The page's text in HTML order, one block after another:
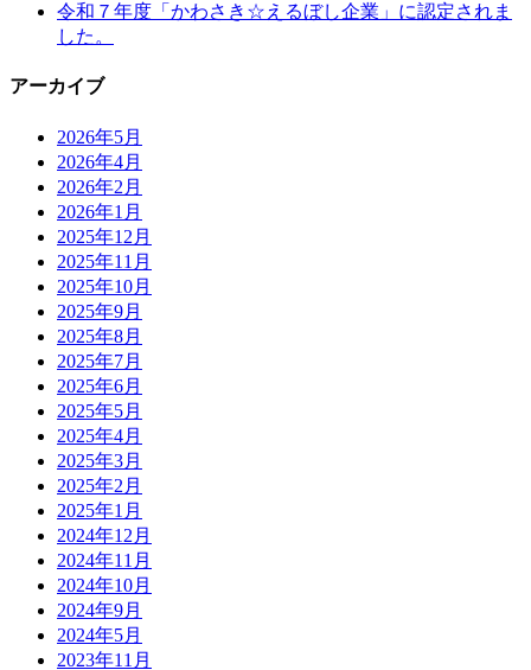
令和７年度「かわさき☆えるぼし企業」に認定されま
した。
アーカイブ
2026年5月
2026年4月
2026年2月
2026年1月
2025年12月
2025年11月
2025年10月
2025年9月
2025年8月
2025年7月
2025年6月
2025年5月
2025年4月
2025年3月
2025年2月
2025年1月
2024年12月
2024年11月
2024年10月
2024年9月
2024年5月
2023年11月